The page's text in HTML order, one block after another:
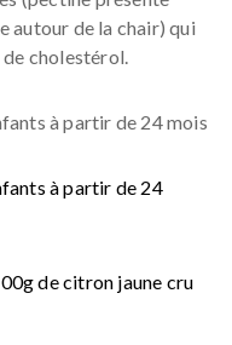
autour de la chair) qui
cholestérol.
à partir de 24 mois
à partir de 24
de citron jaune cru